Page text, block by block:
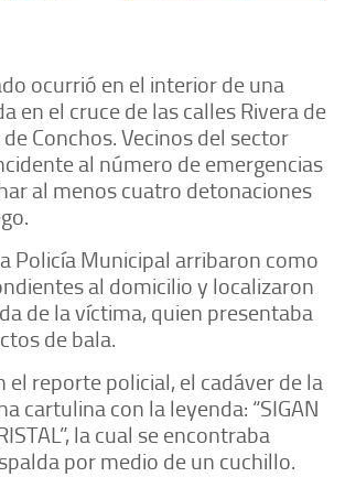
ocurrió en el interior de una
en el cruce de las calles Rivera de
Conchos. Vecinos del sector
al número de emergencias
al menos cuatro detonaciones
Policía Municipal arribaron como
al domicilio y localizaron
de la víctima, quien presentaba
de bala.
el reporte policial, el cadáver de la
cartulina con la leyenda: “SIGAN
la cual se encontraba
por medio de un cuchillo.